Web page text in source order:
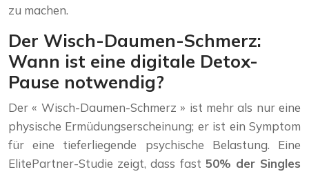
zu machen.
Der Wisch-Daumen-Schmerz:
Wann ist eine digitale Detox-
Pause notwendig?
Der « Wisch-Daumen-Schmerz » ist mehr als nur eine
physische Ermüdungserscheinung; er ist ein Symptom
für eine tieferliegende psychische Belastung. Eine
ElitePartner-Studie zeigt, dass fast 50% der Singles